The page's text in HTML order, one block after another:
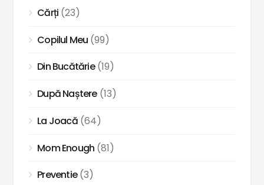
Cărți (23)
Copilul Meu (99)
Din Bucătărie(19)
După Naștere(13)
La Joacă(64)
Mom Enough (81)
Preventie(3)